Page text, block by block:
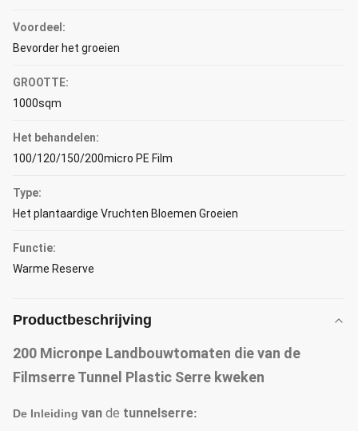
Voordeel:
Bevorder het groeien
GROOTTE:
1000sqm
Het behandelen:
100/120/150/200micro PE Film
Type:
Het plantaardige Vruchten Bloemen Groeien
Functie:
Warme Reserve
Productbeschrijving
200 Micronpe Landbouwtomaten die van de
Filmserre Tunnel Plastic Serre kweken
De Inleiding van de tunnelserre: